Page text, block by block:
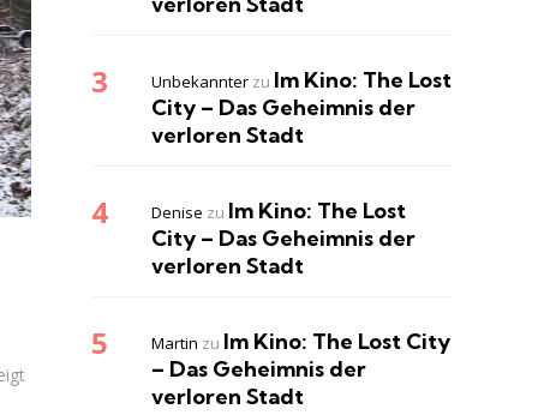
Unbekannter zu Im Kino: The Lost
City – Das Geheimnis der
verloren Stadt
Denise zu Im Kino: The Lost
City – Das Geheimnis der
verloren Stadt
Martin zu Im Kino: The Lost City
– Das Geheimnis der
verloren Stadt